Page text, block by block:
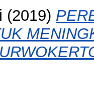
(2019)